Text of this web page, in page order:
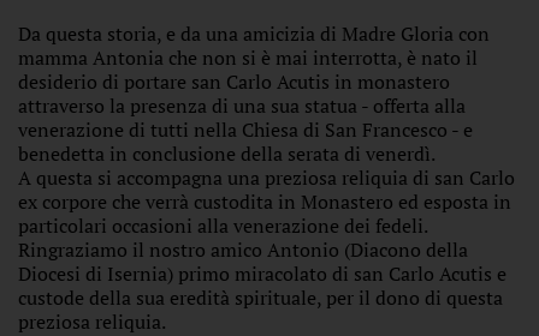
Da questa storia, e da una amicizia di Madre Gloria con
mamma Antonia che non si è mai interrotta, è nato il
desiderio di portare san Carlo Acutis in monastero
attraverso la presenza di una sua statua - offerta alla
venerazione di tutti nella Chiesa di San Francesco - e
benedetta in conclusione della serata di venerdì.
A questa si accompagna una preziosa reliquia di san Carlo
ex corpore che verrà custodita in Monastero ed esposta in
particolari occasioni alla venerazione dei fedeli.
Ringraziamo il nostro amico Antonio (Diacono della
Diocesi di Isernia) primo miracolato di san Carlo Acutis e
custode della sua eredità spirituale, per il dono di questa
preziosa reliquia.